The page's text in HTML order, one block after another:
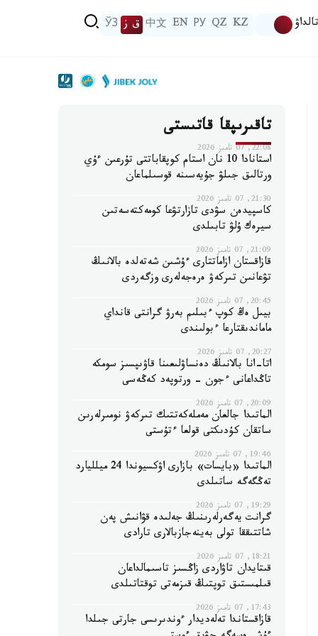
تالداۋ KZ
QZ
РУ
EN
中文 ق ز ЎЗ
تاقىرىپقا قاتىستى
22:08, 07 تامىز 2026
استانادا 10 نان استام كوپقاباتتى تۇرعىن ءۇي
ورتالىق جىلۋ جۇيەسىنە قوسىلماعان
21:30, 07 تامىز 2026
كاسپيدەن سۋدى تازارتۋعا كومەكتەسەتىن
سيرەك ۇلۋ تابىلدى
21:09, 07 تامىز 2026
قازاقستان ازاماتتارى ءۇشىن شەتەلدە بالانىڭ
تۋعانىن تىركەۋ ەرەجەلەرى وزگەردى
20:45, 07 تامىز 2026
بيىل ەڭ كوپ ءبىلىم بەرۋ گرانتى قانداي
ماماندىقتارعا ءبولىندى
20:27, 07 تامىز 2026
اتا-انا بالانىڭ دەنساۋلىعىنا قاۋىپسىز سومكە
تاڭداعانى ءجون - ورتوپەد كەڭەسى
20:09, 07 تامىز 2026
الماتىدا جالعان مەملەكەتتىك تىركەۋ نومىرلەرىن
ساتقان كۇدىكتى قولعا ءتۇستى
19:46, 07 تامىز 2026
الماتىدا «بايسات» بازارى اۋكسيوندا 24 ميلليارد
تەڭگەگە ساتىلدى
19:29, 07 تامىز 2026
گرانت يەگەرلەرىنىڭ جەلىدە قۋانىش پەن
شاتتىققا تولى بەينەجازبالارى تارادى
18:21, 07 تامىز 2026
قىتايدان تاۋاردى زاڭسىز تاسىمالداعان
قىلمىستىق توپتىڭ قىزمەتى توقتاتىلدى
17:43, 07 تامىز 2026
قازاقستاندا تەلەديدار ءوندىرىسى جارتى جىلدا